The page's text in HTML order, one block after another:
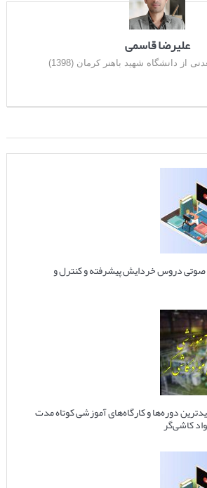
علیرضا قاسمی
از دانشگاه شهید باهنر کرمان (1398)
صوتی دروس خردایش پیشرفته و کنترل و
دوره‌ها و کارگاه‌های آموزشی کوتاه مدت
کاشی‌گر